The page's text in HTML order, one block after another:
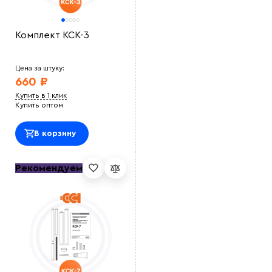
Комплект КСК-3
Цена за штуку:
660 ₽
Купить в 1 клик
Купить оптом
В корзину
Рекомендуем